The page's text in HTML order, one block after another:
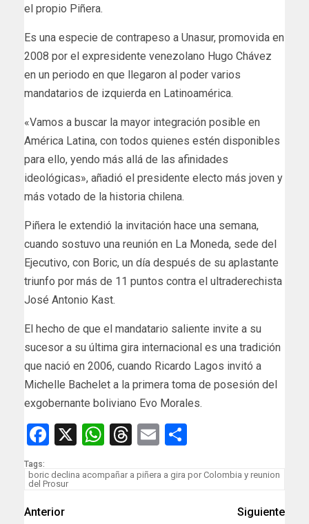
el propio Piñera.
Es una especie de contrapeso a Unasur, promovida en
2008 por el expresidente venezolano Hugo Chávez
en un periodo en que llegaron al poder varios
mandatarios de izquierda en Latinoamérica.
«Vamos a buscar la mayor integración posible en
América Latina, con todos quienes estén disponibles
para ello, yendo más allá de las afinidades
ideológicas», añadió el presidente electo más joven y
más votado de la historia chilena.
Piñera le extendió la invitación hace una semana,
cuando sostuvo una reunión en La Moneda, sede del
Ejecutivo, con Boric, un día después de su aplastante
triunfo por más de 11 puntos contra el ultraderechista
José Antonio Kast.
El hecho de que el mandatario saliente invite a su
sucesor a su última gira internacional es una tradición
que nació en 2006, cuando Ricardo Lagos invitó a
Michelle Bachelet a la primera toma de posesión del
exgobernante boliviano Evo Morales.
Facebook
X WhatsApp
Threads
Email
Tags:
boric declina acompañar a piñera a gira por Colombia y reunion
del Prosur
Anterior Siguiente